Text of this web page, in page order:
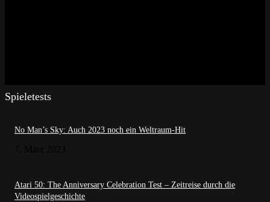
Spieletests
No Man’s Sky: Auch 2023 noch ein Weltraum-Hit
Atari 50: The Anniversary Celebration Test – Zeitreise durch die
Videospielgeschichte